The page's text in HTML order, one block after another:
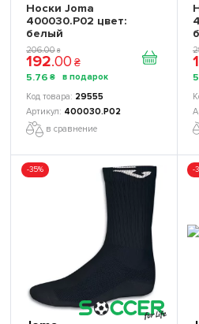
Носки Joma
400030.P02 цвет:
белый
206.00 ₴
192.00 ₴
5.76 ₴
29555
400030.P02
в сравнение
5
-35% -